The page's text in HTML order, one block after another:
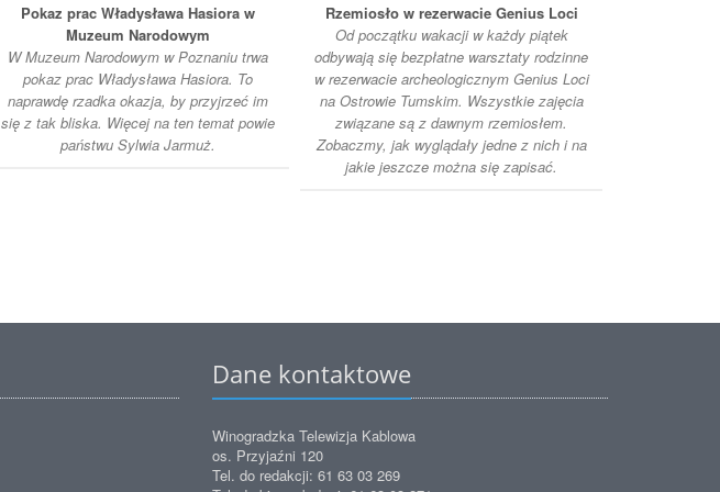
Pokaz prac Władysława Hasiora w
Muzeum Narodowym
W Muzeum Narodowym w Poznaniu trwa
pokaz prac Władysława Hasiora. To
naprawdę rzadka okazja, by przyjrzeć im
się z tak bliska. Więcej na ten temat powie
państwu Sylwia Jarmuż.
Rzemiosło w rezerwacie Genius Loci
Od początku wakacji w każdy piątek
odbywają się bezpłatne warsztaty rodzinne
w rezerwacie archeologicznym Genius Loci
na Ostrowie Tumskim. Wszystkie zajęcia
związane są z dawnym rzemiosłem.
Zobaczmy, jak wyglądały jedne z nich i na
jakie jeszcze można się zapisać.
Dane kontaktowe
Winogradzka Telewizja Kablowa
os. Przyjaźni 120
Tel. do redakcji: 61 63 03 269